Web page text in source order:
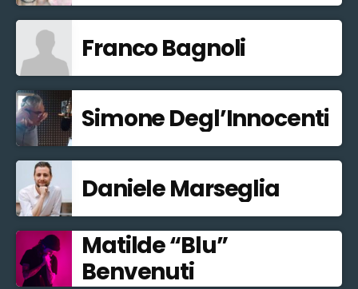
Franco Bagnoli
Simone Degl’Innocenti
Daniele Marseglia
Matilde “Blu”
Benvenuti